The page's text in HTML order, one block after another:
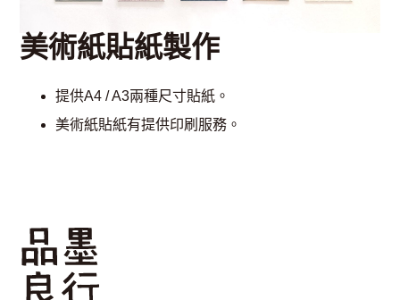
美術紙貼紙製作
提供A4 / A3兩種尺寸貼紙。
美術紙貼紙有提供印刷服務。